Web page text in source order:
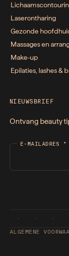
Laserontharing
Gezonde
Massages en
Make-up
Epilaties, lashes &
NIEUWSBRIEF
Ontvang beauty
E-MAILADRES *
ALGEMENE